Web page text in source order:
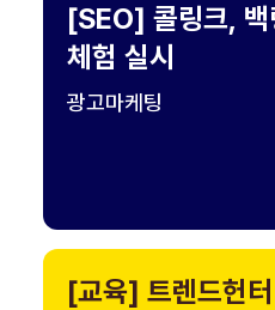
[SEO] 콜링크,
체험 실시
광고마케팅
[교육] 트렌드헌